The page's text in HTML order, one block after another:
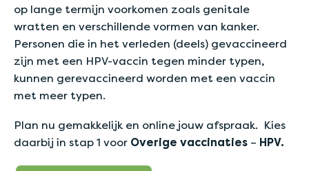
op lange termijn voorkomen zoals genitale
wratten en verschillende vormen van kanker.
Personen die in het verleden (deels) gevaccineerd
zijn met een HPV-vaccin tegen minder typen,
kunnen gerevaccineerd worden met een vaccin
met meer typen.
Plan nu gemakkelijk en online jouw afspraak. Kies
daarbij in stap 1 voor Overige vaccinaties – HPV.